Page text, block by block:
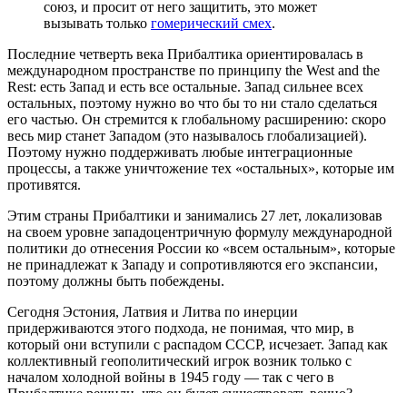
союз, и просит от него защитить, это может
вызывать только гомерический смех.
Последние четверть века Прибалтика ориентировалась в
международном пространстве по принципу the West and the
Rest: есть Запад и есть все остальные. Запад сильнее всех
остальных, поэтому нужно во что бы то ни стало сделаться
его частью. Он стремится к глобальному расширению: скоро
весь мир станет Западом (это называлось глобализацией).
Поэтому нужно поддерживать любые интеграционные
процессы, а также уничтожение тех «остальных», которые им
противятся.
Этим страны Прибалтики и занимались 27 лет, локализовав
на своем уровне западоцентричную формулу международной
политики до отнесения России ко «всем остальным», которые
не принадлежат к Западу и сопротивляются его экспансии,
поэтому должны быть побеждены.
Сегодня Эстония, Латвия и Литва по инерции
придерживаются этого подхода, не понимая, что мир, в
который они вступили с распадом СССР, исчезает. Запад как
коллективный геополитический игрок возник только с
началом холодной войны в 1945 году — так с чего в